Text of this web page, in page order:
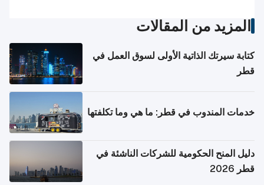
المزيد من المقالات
كتابة سيرتك الذاتية الأولى لسوق العمل في
قطر
خدمات المندوب في قطر: ما هي وما تكلفتها
دليل المنح الحكومية للشركات الناشئة في
قطر 2026